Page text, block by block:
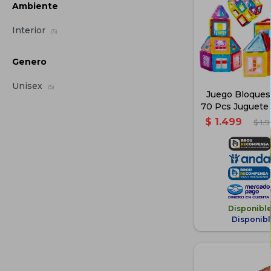
Juego
70 Pcs
$ 1.499 $
Ambiente
Interior (5)
Genero
Unisex (5)